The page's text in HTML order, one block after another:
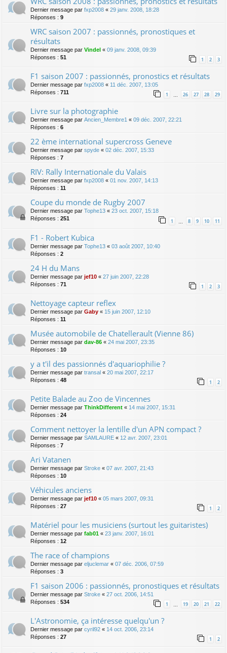
Dernier message par fxp2008 « 29 janv. 2008, 18:28
Réponses : 9
WRC saison 2007 : passionnés, pronostiques et
résultats
Dernier message par Vindel « 09 janv. 2008, 09:39
Réponses : 51 1 2 3
F1 saison 2007 : passionnés, pronostics et résultats
Dernier message par fxp2008 « 11 déc. 2007, 13:05
Réponses : 711 1 … 26 27 28 29
Livre sur la photographie
Dernier message par Ancien_Membre1 « 09 déc. 2007, 22:21
Réponses : 6
22 ème international supercross Geneve
Dernier message par spyde « 02 déc. 2007, 15:33
Réponses : 7
RIV: Rally Internationale du Valais
Dernier message par fxp2008 « 01 nov. 2007, 14:13
Réponses : 11
Coupe du monde de Rugby 2007
Dernier message par Tophe13 « 23 oct. 2007, 15:18
Réponses : 251 1 8 9 10 11
F1 - Robert Kubica
Dernier message par Tophe13 « 03 août 2007, 10:40
Réponses : 2
24 H du Mans
Dernier message par jef10 « 27 juin 2007, 22:28
Réponses : 71 1 2 3
Nettoyage capteur reflex
Dernier message par Gaby « 15 juin 2007, 12:10
Réponses : 11
Musée automobile de Chatellerault (Vienne 86)
Dernier message par dav-86 « 24 mai 2007, 23:35
Réponses : 10
y a t'il des passionnés d'aquariophilie ?
Dernier message par transal « 20 mai 2007, 22:17
Réponses : 48 1 2
Petite Balade au Zoo de Vincennes
Dernier message par ThinkDifferent « 14 mai 2007, 15:31
Réponses : 24
Comment nettoyer la lentille d'un APN compact ?
Dernier message par SAMLAURE « 12 avr. 2007, 23:01
Réponses : 7
Ari Vatanen
Dernier message par Stroke « 07 avr. 2007, 21:43
Réponses : 10
Véhicules anciens
Dernier message par jef10 « 05 mars 2007, 09:31
Réponses : 27 1 2
Matériel pour les musiciens (surtout les guitaristes)
Dernier message par fab01 « 23 janv. 2007, 16:01
Réponses : 12
The race of champions
Dernier message par eljuclemar « 07 déc. 2006, 07:59
Réponses : 3
F1 saison 2006 : passionnés, pronostiques et résultats
Dernier message par Stroke « 27 oct. 2006, 14:51
Réponses : 534 1 19 20 21 22
L'Astronomie, ça intéresse quelqu'un ?
Dernier message par cyril92 « 14 oct. 2006, 23:14
Réponses : 27 1 2